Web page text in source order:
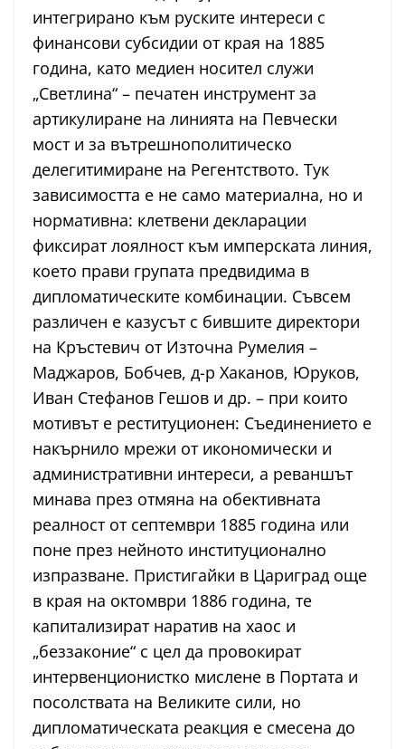
интегрирано към руските интереси с
финансови субсидии от края на 1885
година, като медиен носител служи
„Светлина“ – печатен инструмент за
артикулиране на линията на Певчески
мост и за вътрешнополитическо
делегитимиране на Регентството. Тук
зависимостта е не само материална, но и
нормативна: клетвени декларации
фиксират лоялност към имперската линия,
което прави групата предвидима в
дипломатическите комбинации. Съвсем
различен е казусът с бившите директори
на Кръстевич от Източна Румелия –
Маджаров, Бобчев, д-р Хаканов, Юруков,
Иван Стефанов Гешов и др. – при които
мотивът е реституционен: Съединението е
накърнило мрежи от икономически и
административни интереси, а реваншът
минава през отмяна на обективната
реалност от септември 1885 година или
поне през нейното институционално
изпразване. Пристигайки в Цариград още
в края на октомври 1886 година, те
капитализират наратив на хаос и
„беззаконие“ с цел да провокират
интервенционистко мислене в Портата и
посолствата на Великите сили, но
дипломатическата реакция е смесена до